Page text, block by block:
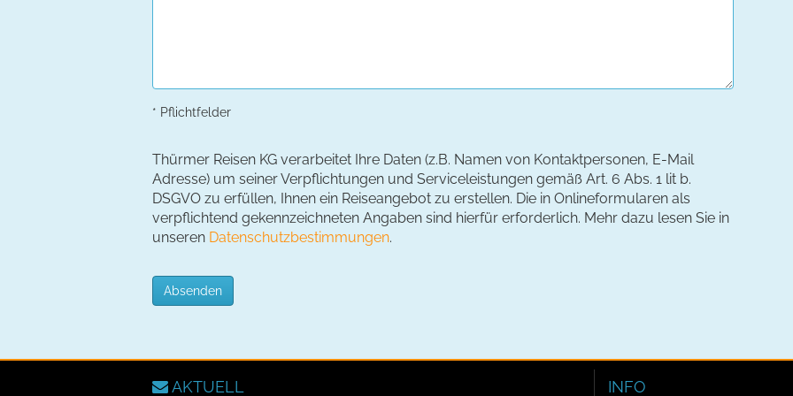
* Pflichtfelder
Thürmer Reisen KG verarbeitet Ihre Daten (z.B. Namen von Kontaktpersonen, E-Mail
Adresse) um seiner Verpflichtungen und Serviceleistungen gemäß Art. 6 Abs. 1 lit b.
DSGVO zu erfüllen, Ihnen ein Reiseangebot zu erstellen. Die in Onlineformularen als
verpflichtend gekennzeichneten Angaben sind hierfür erforderlich. Mehr dazu lesen Sie in
unseren Datenschutzbestimmungen.
Absenden
AKTUELL INFO